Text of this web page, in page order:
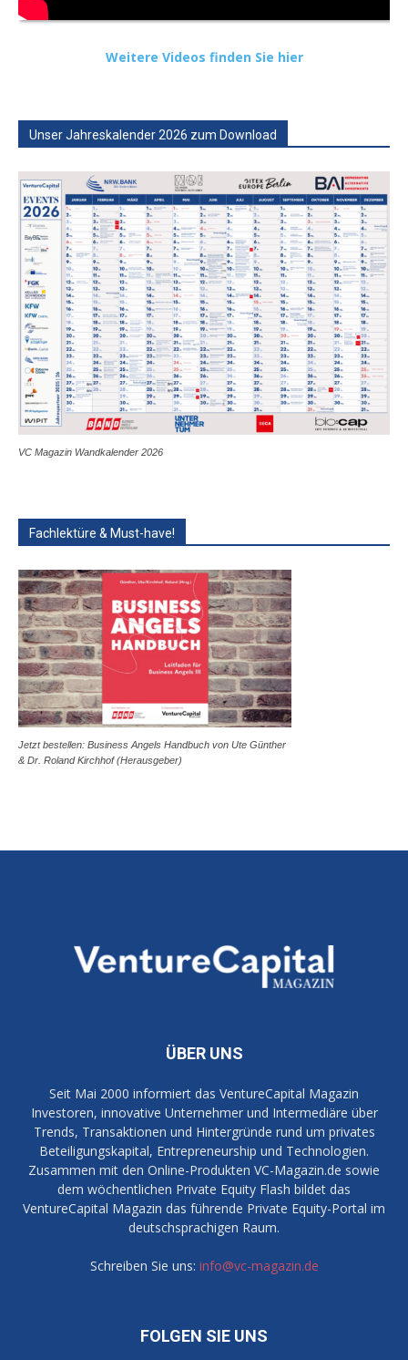
Weitere Videos finden Sie hier
Unser Jahreskalender 2026 zum Download
VC Magazin Wandkalender 2026
Fachlektüre & Must-have!
Jetzt bestellen: Business Angels Handbuch von Ute Günther
& Dr. Roland Kirchhof (Herausgeber)
ÜBER UNS
Seit Mai 2000 informiert das VentureCapital Magazin
Investoren, innovative Unternehmer und Intermediäre über
Trends, Transaktionen und Hintergründe rund um privates
Beteiligungskapital, Entrepreneurship und Technologien.
Zusammen mit den Online-Produkten VC-Magazin.de sowie
dem wöchentlichen Private Equity Flash bildet das
VentureCapital Magazin das führende Private Equity-Portal im
deutschsprachigen Raum.
Schreiben Sie uns: info@vc-magazin.de
FOLGEN SIE UNS